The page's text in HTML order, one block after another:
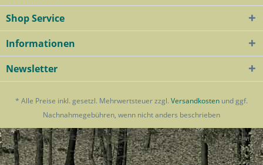
Shop Service
Informationen
Newsletter
* Alle Preise inkl. gesetzl. Mehrwertsteuer zzgl. Versandkosten und ggf.
Nachnahmegebühren, wenn nicht anders beschrieben